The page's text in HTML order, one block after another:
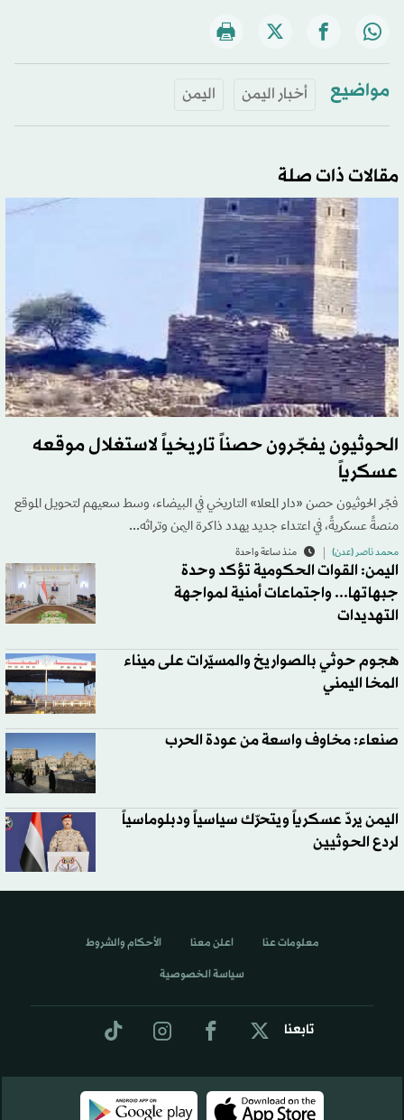
مواضيع أخبار اليمن اليمن
مقالات ذات صلة
الحوثيون يفجّرون حصناً تاريخياً لاستغلال موقعه
عسكرياً
فجّر الحوثيون حصن «دار المعلا» التاريخي في البيضاء، وسط سعيهم لتحويل الموقع
منصةً عسكريةً، في اعتداء جديد يهدد ذاكرة اليمن وتراثه...
محمد ناصر (عدن) منذ ساعة واحدة
اليمن: القوات الحكومية تؤكد وحدة
جبهاتها... واجتماعات أمنية لمواجهة
التهديدات
هجوم حوثي بالصواريخ والمسيّرات على ميناء
المخا اليمني
صنعاء: مخاوف واسعة من عودة الحرب
اليمن يردّ عسكرياً ويتحرّك سياسياً ودبلوماسياً
لردع الحوثيين
تابعنا
معلومات عنا اعلن معنا الأحكام والشروط
سياسة الخصوصية